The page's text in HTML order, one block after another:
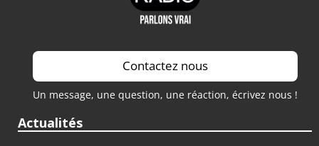
Contactez nous
Un message, une question, une réaction, écrivez nous !
Actualités